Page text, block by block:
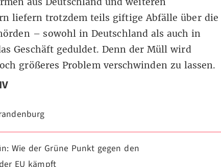
liefern trotzdem teils giftige Abfälle über die
– sowohl in Deutschland als auch in
Geschäft geduldet. Denn der Müll wird
größeres Problem verschwinden zu lassen.
Wie der Grüne Punkt gegen den
EU kämpft